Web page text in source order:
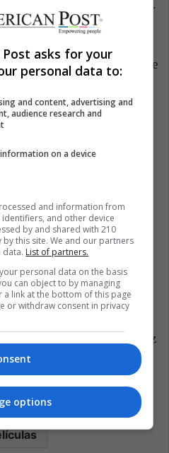
en los medios y ser
no es recomendable
principalmente porque
corta(recuerda que
flujo informativo y
selectivo).
en la balanza es que
con un solo papel, es
dijimos anteriormente,
llevar a la fama efímera o
trayecto.¡Todo
del actor/actriz y su
papel puede ser
de generar
de tiempo. ¿Te
si fueras un actor/actriz
tu puerta?
Cine
asks for your
personal data to:
and content, advertising and
audience research and
on a device
and information from
and other device
by and shared with 210
this site. We and our partners
data. List of partners.
personal data on the basis
can object to by managing
link at the bottom of this page
or withdraw consent in privacy
options